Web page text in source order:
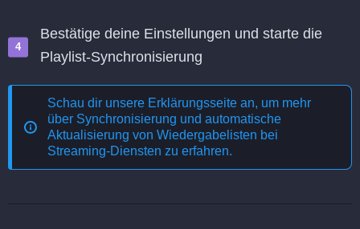
Bestätige deine Einstellungen und starte die
Playlist-Synchronisierung
Schau dir unsere Erklärungsseite an, um mehr
über Synchronisierung und automatische
Aktualisierung von Wiedergabelisten bei
Streaming-Diensten zu erfahren.